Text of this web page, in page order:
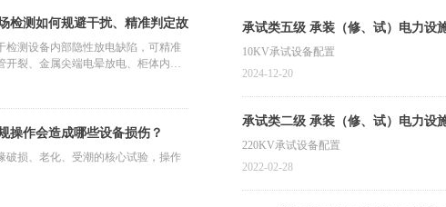
检测如何规避干扰、精准判定故
检测设备内部隐性放电缺陷，可精准
裂、金属尖端电晕放电、柜体内部
操作会造成哪些设备损伤？
损、老化、受潮的核心试验，操作
承试类五级 承装（修、试）
10KV承试设备配置
2024-12-20
承试类二级 承装（修、试）电力设
220KV承试设备配置
2022-02-28